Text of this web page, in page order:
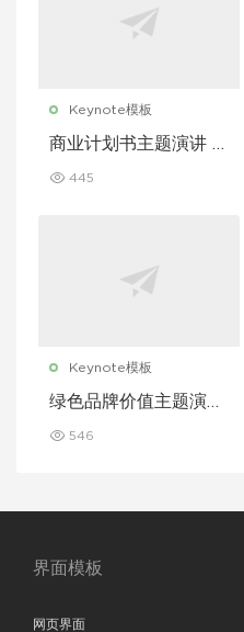
Keynote模板
商业计划书主题演讲 K
445
Keynote模板
绿色品牌价值主题演讲
546
界面模板
网页界面